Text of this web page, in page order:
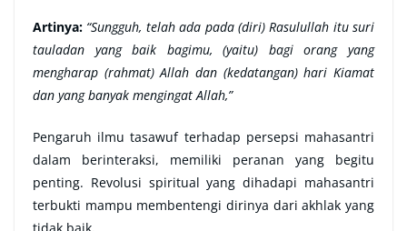
Artinya: “Sungguh, telah ada pada (diri) Rasulullah itu suri
tauladan yang baik bagimu, (yaitu) bagi orang yang
mengharap (rahmat) Allah dan (kedatangan) hari Kiamat
dan yang banyak mengingat Allah,”
Pengaruh ilmu tasawuf terhadap persepsi mahasantri
dalam berinteraksi, memiliki peranan yang begitu
penting. Revolusi spiritual yang dihadapi mahasantri
terbukti mampu membentengi dirinya dari akhlak yang